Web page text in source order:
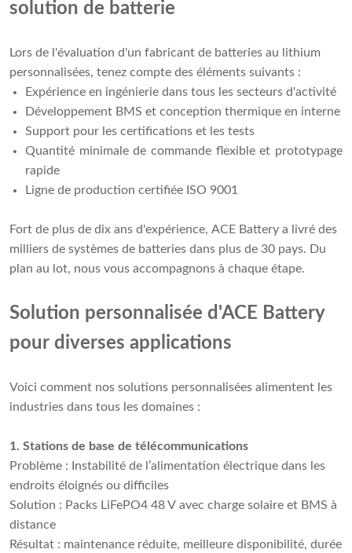
solution de batterie
Lors de l'évaluation d'un fabricant de batteries au lithium
personnalisées, tenez compte des éléments suivants :
Expérience en ingénierie dans tous les secteurs d'activité
Développement BMS et conception thermique en interne
Support pour les certifications et les tests
Quantité minimale de commande flexible et prototypage
rapide
Ligne de production certifiée ISO 9001
Fort de plus de dix ans d'expérience, ACE Battery a livré des
milliers de systèmes de batteries dans plus de 30 pays. Du
plan au lot, nous vous accompagnons à chaque étape.
Solution personnalisée d'ACE Battery
pour diverses applications
Voici comment nos solutions personnalisées alimentent les
industries dans tous les domaines :
1. Stations de base de télécommunications
Problème : Instabilité de l’alimentation électrique dans les
endroits éloignés ou difficiles
Solution : Packs LiFePO4 48 V avec charge solaire et BMS à
distance
Résultat : maintenance réduite, meilleure disponibilité, durée